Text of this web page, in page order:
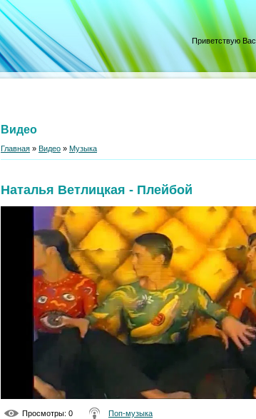
Приветствую Вас
Видео
Главная » Видео » Музыка
Наталья Ветлицкая - Плейбой
Просмотры: 0 Поп-музыка